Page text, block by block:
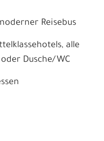
Reisebus
alle
Dusche/WC